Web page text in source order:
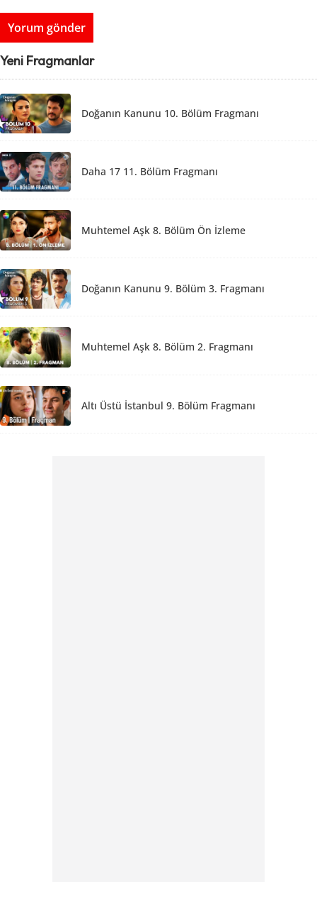
Yeni Fragmanlar
Doğanın Kanunu 10. Bölüm Fragmanı
Daha 17 11. Bölüm Fragmanı
Muhtemel Aşk 8. Bölüm Ön İzleme
Doğanın Kanunu 9. Bölüm 3. Fragmanı
Muhtemel Aşk 8. Bölüm 2. Fragmanı
Altı Üstü İstanbul 9. Bölüm Fragmanı